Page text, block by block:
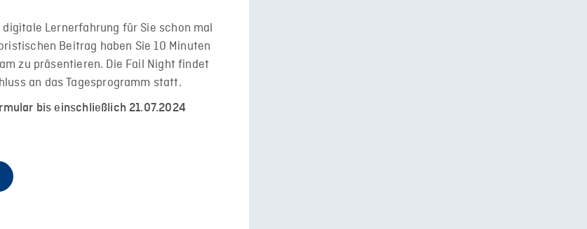
Lernerfahrung für Sie schon mal
Beitrag haben Sie 10 Minuten
zu präsentieren. Die Fail Night findet
an das Tagesprogramm statt.
bis einschließlich 21.07.2024